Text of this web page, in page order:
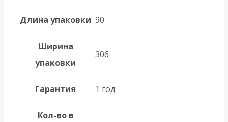
Длина упаковки 90
Ширина
упаковки
306
Гарантия 1 год
Кол-во в